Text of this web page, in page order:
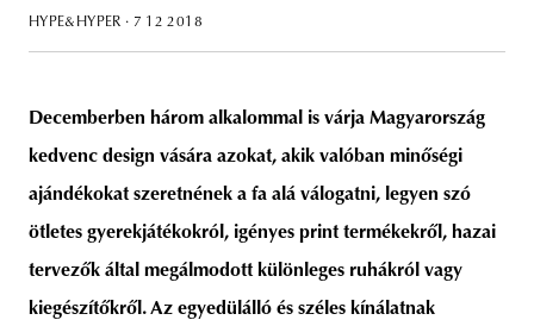
HYPE&HYPER · 7 12 2018
Decemberben három alkalommal is várja Magyarország
kedvenc design vására azokat, akik valóban minőségi
ajándékokat szeretnének a fa alá válogatni, legyen szó
ötletes gyerekjátékokról, igényes print termékekről, hazai
tervezők által megálmodott különleges ruhákról vagy
kiegészítőkről. Az egyedülálló és széles kínálatnak